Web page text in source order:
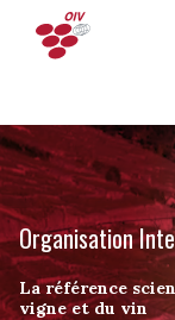
Organisation
La référence
vigne et du vin